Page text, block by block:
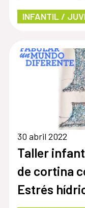
INFANTIL /
30 abril 2022
Taller
de cortina
Estrés